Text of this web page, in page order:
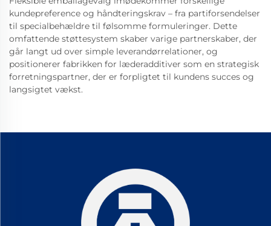
kundepreference og håndteringskrav – fra partiforsendelser
til specialbehældre til følsomme formuleringer. Dette
omfattende støttesystem skaber varige partnerskaber, der
går langt ud over simple leverandørrelationer, og
positionerer fabrikken for læderadditiver som en strategisk
forretningspartner, der er forpligtet til kundens succes og
langsigtet vækst.